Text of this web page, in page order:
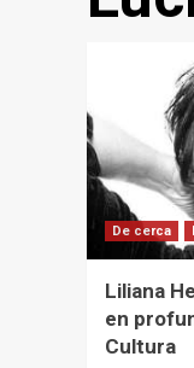
De cerca
Liliana
en
Cultura